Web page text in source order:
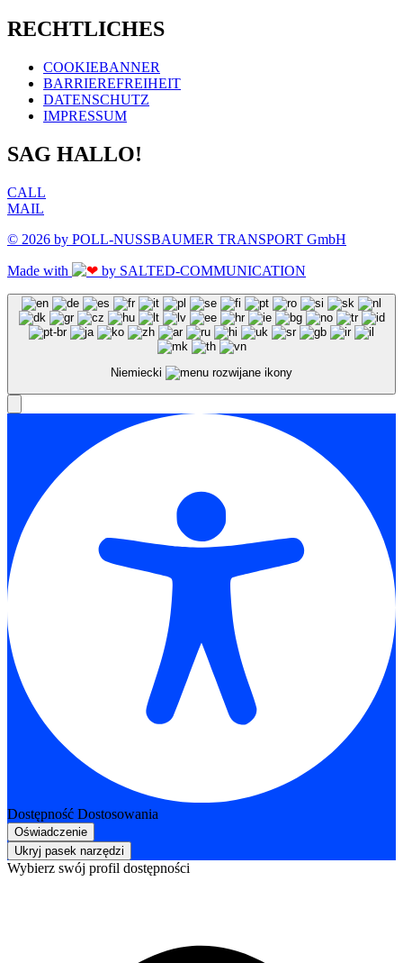
RECHTLICHES
COOKIEBANNER
BARRIEREFREIHEIT
DATENSCHUTZ
IMPRESSUM
SAG HALLO!
CALL
MAIL
© 2026 by POLL-NUSSBAUMER TRANSPORT GmbH
Made with by SALTED-COMMUNICATION
Niemiecki
Dostępność Dostosowania
Oświadczenie
Ukryj pasek narzędzi
Wybierz swój profil dostępności